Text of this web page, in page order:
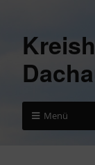
Menü